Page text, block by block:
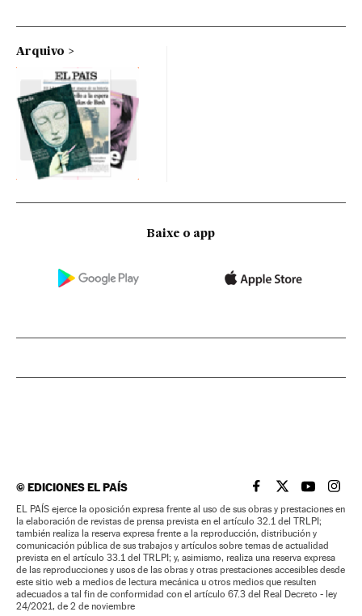
Arquivo
Baixe o app
©EDICIONES EL PAÍS EL PAÍS BRASIL EN
EL PAÍSEL PAÍS
EL
EL PAÍS ejerce la oposición expresa frente al uso de sus obras y prestaciones en
la elaboración de revistas de prensa prevista en el artículo 32.1 del TRLPI;
también realiza la reserva expresa frente a la reproducción, distribución y
comunicación pública de sus trabajos y artículos sobre temas de actualidad
prevista en el artículo 33.1 del TRLPI; y, asimismo, realiza una reserva expresa
de las reproducciones y usos de las obras y otras prestaciones accesibles desde
este sitio web a medios de lectura mecánica u otros medios que resulten
adecuados a tal fin de conformidad con el artículo 67.3 del Real Decreto - ley
24/2021, de 2 de noviembre